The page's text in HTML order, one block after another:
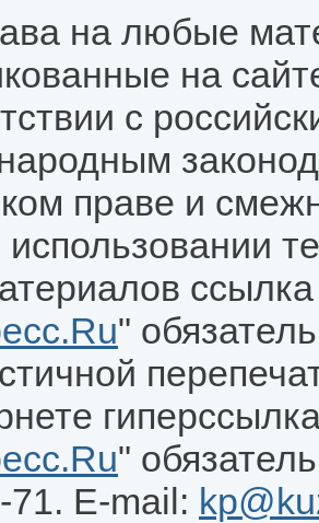
на любые
на
с
праве и
"
"
71. E-mail: